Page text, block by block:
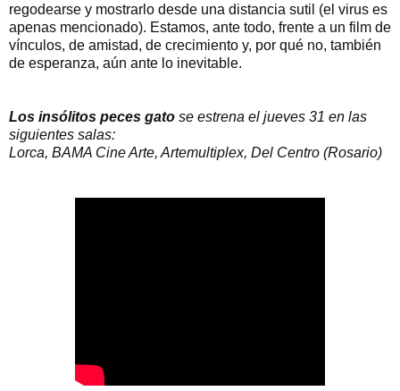
regodearse y mostrarlo desde una distancia sutil (el virus es
apenas mencionado). Estamos, ante todo, frente a un film de
vínculos, de amistad, de crecimiento y, por qué no, también
de esperanza, aún ante lo inevitable.
Los insólitos peces gato se estrena el jueves 31 en las
siguientes salas:
Lorca, BAMA Cine Arte, Artemultiplex, Del Centro (Rosario)